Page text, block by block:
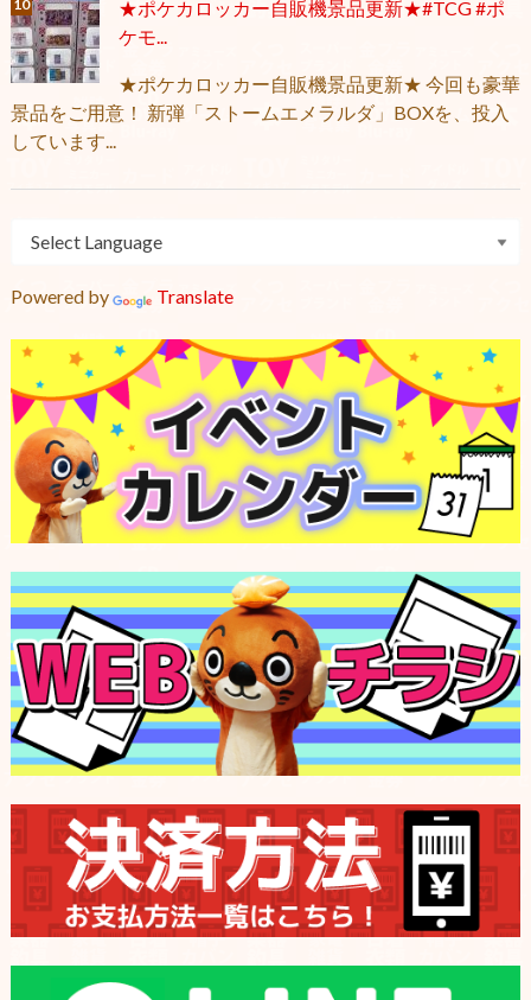
★ポケカロッカー自販機景品更新★#TCG #ポ
ケモ...
★ポケカロッカー自販機景品更新★ 今回も豪華
景品をご用意！ 新弾「ストームエメラルダ」BOXを、投入
しています...
Powered by Translate